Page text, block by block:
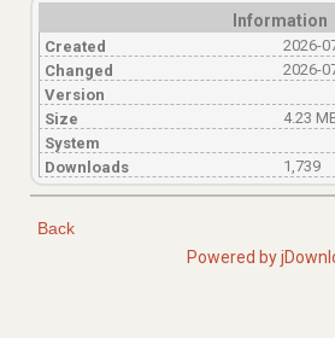
Information
Created
2026-
Changed
2026-
Version
Size
4.23
System
Downloads
1,739
Back
Powered by